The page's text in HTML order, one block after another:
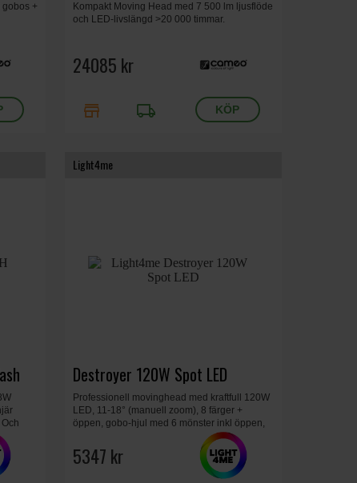
gobos +
Kompakt Moving Head med 7 500 lm ljusflöde
och LED-livslängd >20 000 timmar.
24085 kr
store local_shipping
Mått
Light4me
Destroyer 120W Spot LED
Professionell movinghead med kraftfull 120W
LED, 11-18° (manuell zoom), 8 färger +
öppen, gobo-hjul med 6 mönster inkl öppen,
gobo-shake, dimmer 0-100%, elektronisk
fokus 0-100%, DMX 15/18 kanaler, 29,5 x 26 x
39,5 cm, 7 kg.
5347 kr